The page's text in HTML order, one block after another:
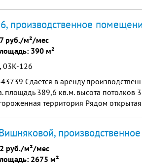
производственное
руб./м²/мес
390 м²
03К-126
Сдается в аренду
площадь 389,6 кв.м. высота потолков
территория Рядом
руб./м²/мес
2675 м²